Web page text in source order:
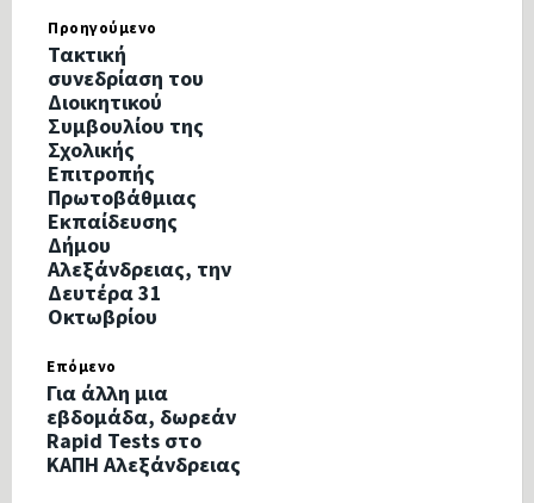
Προηγούμενο
Τακτική
συνεδρίαση του
Διοικητικού
Συμβουλίου της
Σχολικής
Επιτροπής
Πρωτοβάθμιας
Εκπαίδευσης
Δήμου
Αλεξάνδρειας, την
Δευτέρα 31
Οκτωβρίου
Επόμενο
Για άλλη μια
εβδομάδα, δωρεάν
Rapid Tests στο
ΚΑΠΗ Αλεξάνδρειας